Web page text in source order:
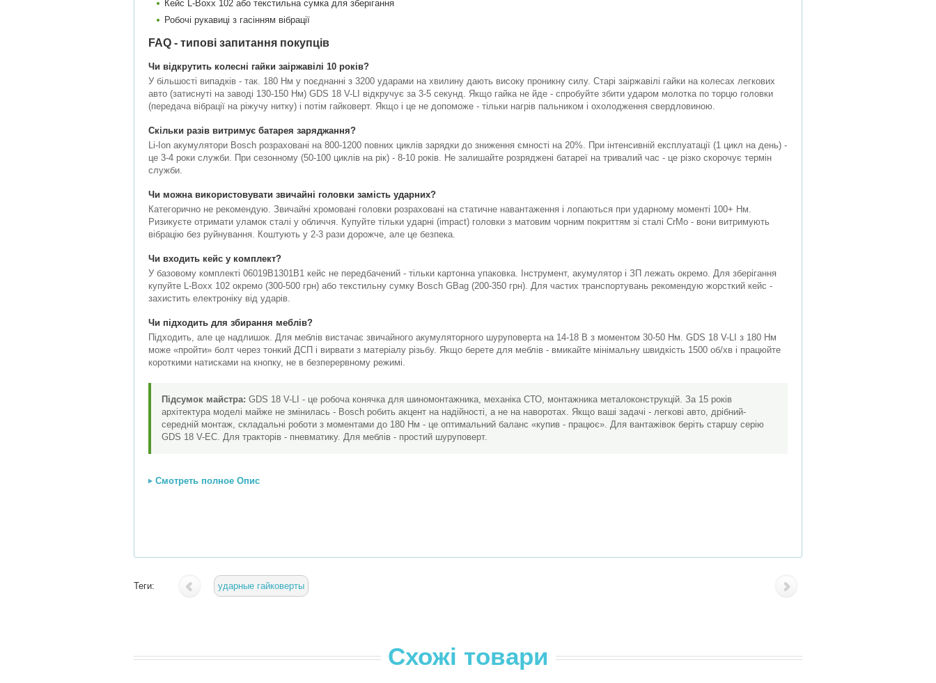
Кейс L-Boxx 102 або текстильна сумка для зберігання
Робочі рукавиці з гасінням вібрації
FAQ - типові запитання покупців
Чи відкрутить колесні гайки заіржавілі 10 років?
У більшості випадків - так. 180 Нм у поєднанні з 3200 ударами на хвилину дають високу проникну силу. Старі заіржавілі гайки на колесах легкових
авто (затиснуті на заводі 130-150 Нм) GDS 18 V-LI відкручує за 3-5 секунд. Якщо гайка не йде - спробуйте збити ударом молотка по торцю головки
(передача вібрації на ріжучу нитку) і потім гайковерт. Якщо і це не допоможе - тільки нагрів пальником і охолодження свердловиною.
Скільки разів витримує батарея заряджання?
Li-Ion акумулятори Bosch розраховані на 800-1200 повних циклів зарядки до зниження ємності на 20%. При інтенсивній експлуатації (1 цикл на день) -
це 3-4 роки служби. При сезонному (50-100 циклів на рік) - 8-10 років. Не залишайте розряджені батареї на тривалий час - це різко скорочує термін
служби.
Чи можна використовувати звичайні головки замість ударних?
Категорично не рекомендую. Звичайні хромовані головки розраховані на статичне навантаження і лопаються при ударному моменті 100+ Нм.
Ризикуєте отримати уламок сталі у обличчя. Купуйте тільки ударні (impact) головки з матовим чорним покриттям зі сталі CrMo - вони витримують
вібрацію без руйнування. Коштують у 2-3 рази дорожче, але це безпека.
Чи входить кейс у комплект?
У базовому комплекті 06019B1301B1 кейс не передбачений - тільки картонна упаковка. Інструмент, акумулятор і ЗП лежать окремо. Для зберігання
купуйте L-Boxx 102 окремо (300-500 грн) або текстильну сумку Bosch GBag (200-350 грн). Для частих транспортувань рекомендую жорсткий кейс -
захистить електроніку від ударів.
Чи підходить для збирання меблів?
Підходить, але це надлишок. Для меблів вистачає звичайного акумуляторного шуруповерта на 14-18 В з моментом 30-50 Нм. GDS 18 V-LI з 180 Нм
може «пройти» болт через тонкий ДСП і вирвати з матеріалу різьбу. Якщо берете для меблів - вмикайте мінімальну швидкість 1500 об/хв і працюйте
короткими натисками на кнопку, не в безперервному режимі.
Підсумок майстра: GDS 18 V-LI - це робоча конячка для шиномонтажника, механіка СТО, монтажника металоконструкцій. За 15 років
архітектура моделі майже не змінилась - Bosch робить акцент на надійності, а не на наворотах. Якщо ваші задачі - легкові авто, дрібний-
середній монтаж, складальні роботи з моментами до 180 Нм - це оптимальний баланс «купив - працює». Для вантажівок беріть старшу серію
GDS 18 V-EC. Для тракторів - пневматику. Для меблів - простий шуруповерт.
Смотреть полное Опис
Теги: ударные гайковерты
Схожі товари